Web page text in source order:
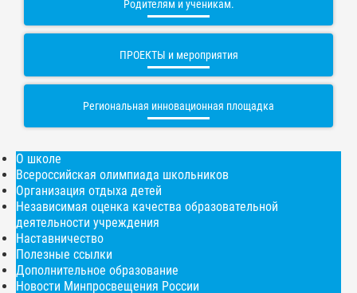
Родителям и ученикам.
ПРОЕКТЫ и мероприятия
Региональная инновационная площадка
О школе
Всероссийская олимпиада школьников
Организация отдыха детей
Независимая оценка качества образовательной
деятельности учреждения
Наставничество
Полезные ссылки
Дополнительное образование
Новости Минпросвещения России